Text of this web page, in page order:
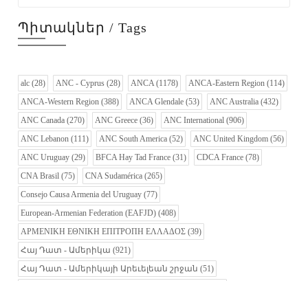
Պիտակներ / Tags
alc (28) ANC - Cyprus (28) ANCA (1178) ANCA-Eastern Region (114)
ANCA-Western Region (388) ANCA Glendale (53) ANC Australia (432)
ANC Canada (270) ANC Greece (36) ANC International (906)
ANC Lebanon (111) ANC South America (52) ANC United Kingdom (56)
ANC Uruguay (29) BFCA Hay Tad France (31) CDCA France (78)
CNA Brasil (75) CNA Sudamérica (265)
Consejo Causa Armenia del Uruguay (77)
European-Armenian Federation (EAFJD) (408)
ΑΡΜΕΝΙΚΗ ΕΘΝΙΚΗ ΕΠΙΤΡΟΠΗ ΕΛΛΑΔΟΣ (39)
Հայ Դատ - Ամերիկա (921)
Հայ Դատ - Ամերիկայի Արեւելեան շրջան (51)